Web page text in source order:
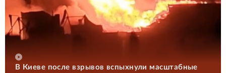
В Киеве после взрывов вспыхнули масштабные